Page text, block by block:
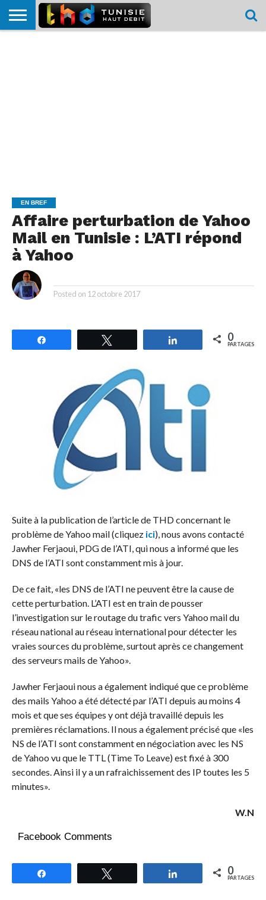
EN BREF
Affaire perturbation de Yahoo
Mail en Tunisie : L’ATI répond
à Yahoo
Posted on 12 octobre 2017
Partagez 0
PARTAGES
Suite à la publication de l’article de THD concernant le
problème de Yahoo mail (cliquez ici), nous avons contacté
Jawher Ferjaoui, PDG de l’ATI, qui nous a informé que les
DNS de l’ATI sont constamment mis à jour.
De ce fait, «les DNS de l’ATI ne peuvent être la cause de
cette perturbation. L’ATI est en train de pousser
l’investigation sur le routage du trafic vers Yahoo mail du
réseau national au réseau international pour détecter les
vraies sources du problème, surtout après ce changement
des serveurs mails de Yahoo».
Jawher Ferjaoui nous a également indiqué que ce problème
des mails Yahoo a été détecté par l’ATI depuis au moins 4
mois et que ses équipes y ont déjà travaillé depuis les
premières réclamations. Il nous a également précisé que «les
NS de l’ATI sont constamment en négociation avec les NS
de Yahoo vu que le TTL (Time To Leave) est fixé à 300
secondes. Ainsi il y a un rafraichissement des IP toutes les 5
minutes».
W.N
Facebook Comments
Partagez 0
PARTAGES